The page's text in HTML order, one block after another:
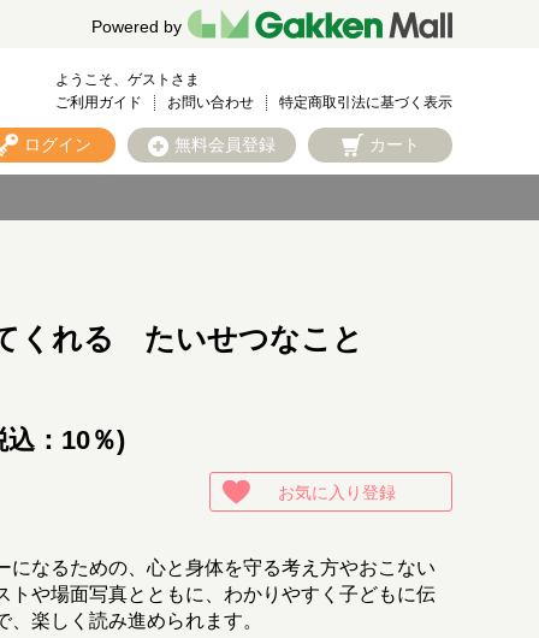
Powered by
ようこそ、ゲストさま
ご利用ガイド
お問い合わせ 特定商取引法に基づく表示
ログイン 無料会員登録 カート
くれる たいせつなこと
：10％)
お気に入り登録
なるための、心と身体を守る考え方やおこない
トや場面写真とともに、わかりやすく子どもに伝
楽しく読み進められます。